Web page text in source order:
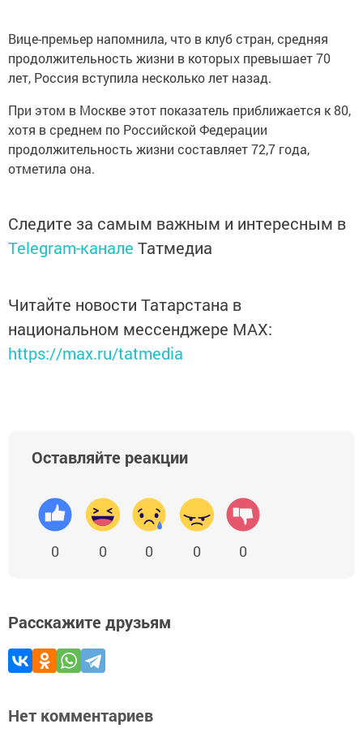
Вице-премьер напомнила, что в клуб стран, средняя
продолжительность жизни в которых превышает 70
лет, Россия вступила несколько лет назад.
При этом в Москве этот показатель приближается к 80,
хотя в среднем по Российской Федерации
продолжительность жизни составляет 72,7 года,
отметила она.
Следите за самым важным и интересным в
Telegram-канале Татмедиа
Читайте новости Татарстана в
национальном мессенджере MАХ:
https://max.ru/tatmedia
Оставляйте реакции
0 0 0 0 0
Расскажите друзьям
Нет комментариев